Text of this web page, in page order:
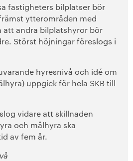
fastigheters bilplatser bör
ytterområden med
att andra bilplatshyror bör
Störst höjningar föreslogs i
hyresnivå och idé om
uppgick för hela SKB till
vidare att skillnaden
och målhyra ska
av fem år.